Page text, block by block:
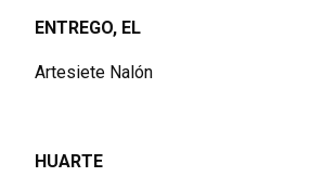
ENTREGO, EL
Artesiete Nalón
HUARTE